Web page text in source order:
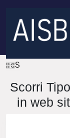
IRIS
Scorri
in web